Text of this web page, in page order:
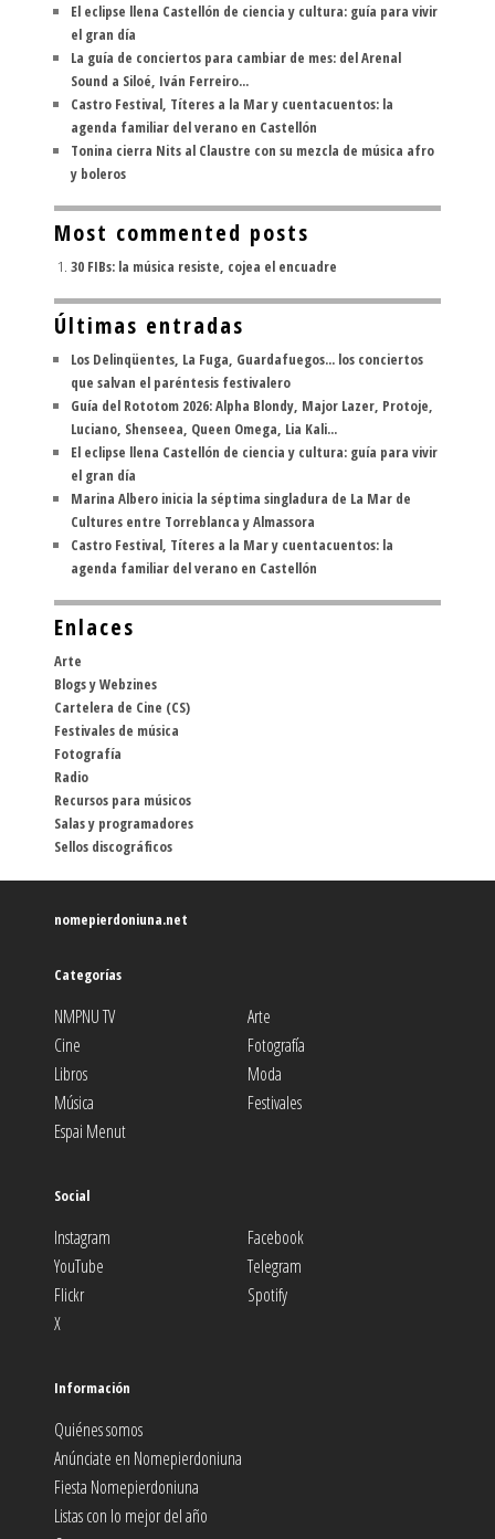
El eclipse llena Castellón de ciencia y cultura: guía para vivir
el gran día
La guía de conciertos para cambiar de mes: del Arenal
Sound a Siloé, Iván Ferreiro...
Castro Festival, Títeres a la Mar y cuentacuentos: la
agenda familiar del verano en Castellón
Tonina cierra Nits al Claustre con su mezcla de música afro
y boleros
Most commented posts
30 FIBs: la música resiste, cojea el encuadre
Últimas entradas
Los Delinqüentes, La Fuga, Guardafuegos... los conciertos
que salvan el paréntesis festivalero
Guía del Rototom 2026: Alpha Blondy, Major Lazer, Protoje,
Luciano, Shenseea, Queen Omega, Lia Kali...
El eclipse llena Castellón de ciencia y cultura: guía para vivir
el gran día
Marina Albero inicia la séptima singladura de La Mar de
Cultures entre Torreblanca y Almassora
Castro Festival, Títeres a la Mar y cuentacuentos: la
agenda familiar del verano en Castellón
Enlaces
Arte
Blogs y Webzines
Cartelera de Cine (CS)
Festivales de música
Fotografía
Radio
Recursos para músicos
Salas y programadores
Sellos discográficos
nomepierdoniuna.net
Categorías
NMPNU TV
Arte
Cine
Fotografía
Libros
Moda
Música
Festivales
Espai Menut
Social
Instagram
Facebook
YouTube
Telegram
Flickr
Spotify
X
Información
Quiénes somos
Anúnciate en Nomepierdoniuna
Fiesta Nomepierdoniuna
Listas con lo mejor del año